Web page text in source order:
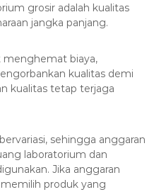
grosir adalah kualitas
jangka panjang.
menghemat biaya,
kualitas demi
kualitas tetap terjaga
sehingga anggaran
laboratorium dan
Jika anggaran
produk yang